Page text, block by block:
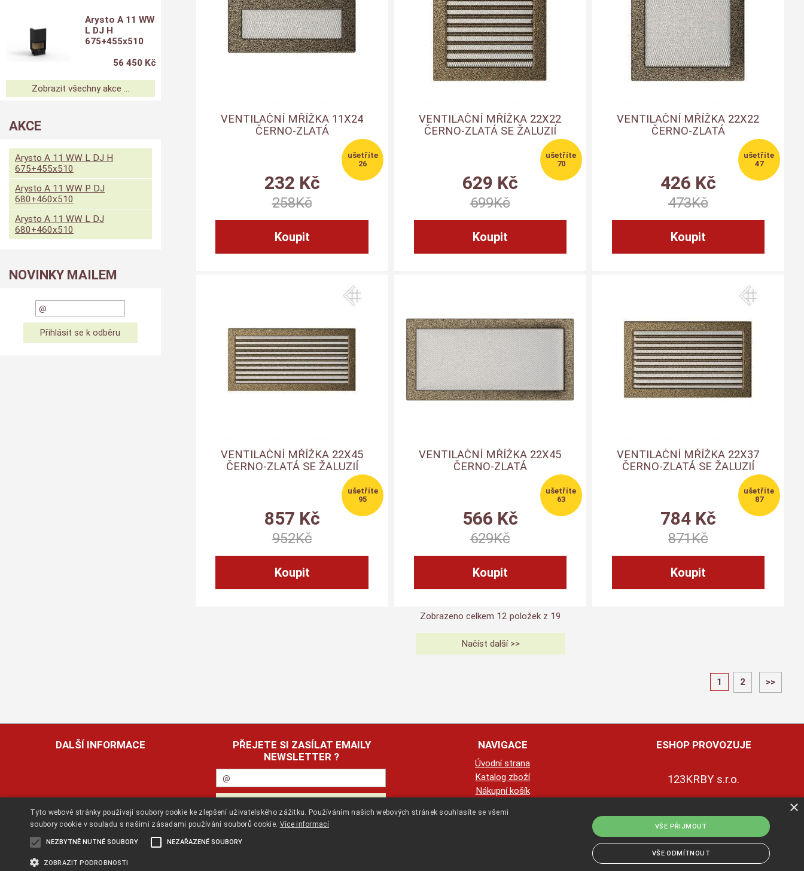
VENTILAČNÍ MŘÍŽKA 11X24
ČERNO-ZLATÁ
232 Kč
26
258Kč
VENTILAČNÍ MŘÍŽKA 22X22
ČERNO-ZLATÁ SE ŽALUZIÍ
629 Kč
70
699Kč
VENTILAČNÍ MŘÍŽKA 22X22
ČERNO-ZLATÁ
426 Kč
47
473Kč
VENTILAČNÍ MŘÍŽKA 22X45
ČERNO-ZLATÁ SE ŽALUZIÍ
857 Kč
95
952Kč
VENTILAČNÍ MŘÍŽKA 22X45
ČERNO-ZLATÁ
566 Kč
63
629Kč
VENTILAČNÍ MŘÍŽKA 22X37
ČERNO-ZLATÁ SE ŽALUZIÍ
784 Kč
87
871Kč
Zobrazeno celkem 12 položek z 19
1 2 >>
Arysto A 11 WW
L DJ H
675+455x510
56 450 Kč
Zobrazit všechny akce ...
AKCE
Arysto A 11 WW L DJ H
675+455x510
Arysto A 11 WW P DJ
680+460x510
Arysto A 11 WW L DJ
680+460x510
NOVINKY MAILEM
DALŠÍ INFORMACE
PŘEJETE SI ZASÍLAT EMAILY
NEWSLETTER ?
NAVIGACE
Úvodní strana
Katalog zboží
Nákupní košík
Kontaktní informace
ESHOP PROVOZUJE
123KRBY s.r.o.
info@123krby.cz
×
Tyto webové stránky používají soubory cookie ke zlepšení uživatelského zážitku. Používáním našich webových stránek souhlasíte se všemi
soubory cookie v souladu s našimi zásadami používání souborů cookie. Více informací
NEZBYTNĚ NUTNÉ SOUBORY NEZAŘAZENÉ SOUBORY
ZOBRAZIT PODROBNOSTI
VŠE PŘIJMOUT
VŠE ODMÍTNOUT